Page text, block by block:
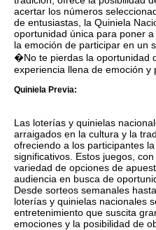
acertar los números
de entusiastas, la Quiniela
oportunidad única para poner
la emoción de participar en un
�No te pierdas la oportunidad
experiencia llena de emoción y
Quiniela Previa:
Las loterías y quinielas
arraigados en la cultura y la
ofreciendo a los participantes
significativos. Estos juegos,
variedad de opciones de
audiencia en busca de
Desde sorteos semanales
loterías y quinielas nacionales
entretenimiento que suscita
emociones y la posibilidad de